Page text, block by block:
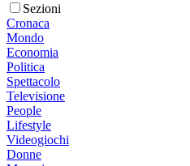
Sezioni
Cronaca
Mondo
Economia
Politica
Spettacolo
Televisione
People
Lifestyle
Videogiochi
Donne